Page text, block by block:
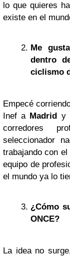
lo que quieres
existe en el
Me
dentro
ciclismo
Empecé
Inef a Madrid y
corredores
seleccionador
trabajando con
equipo de
el mundo ya lo
¿Cómo
ONCE?
La idea no